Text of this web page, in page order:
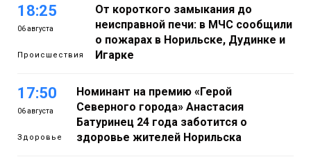
18:25
06 августа
Происшествия
От короткого замыкания до
неисправной печи: в МЧС сообщили
о пожарах в Норильске, Дудинке и
Игарке
17:50
06 августа
Здоровье
Номинант на премию «Герой
Северного города» Анастасия
Батуринец 24 года заботится о
здоровье жителей Норильска